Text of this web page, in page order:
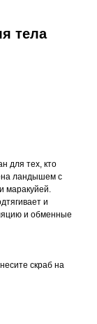
тела
для тех, кто
ландышем с
маракуйей.
и
и обменные
скраб на